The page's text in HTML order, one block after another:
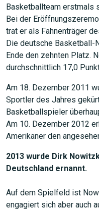
Basketballteam erstmals
Bei der
trat er als Fahnenträger
Die deutsche Basketball-
Ende den zehnten Platz.
durchschnittlich 17,0
Am 18. Dezember 2011
Sportler des Jahres
Basketballspieler
Am 10. Dezember 2012
Amerikaner den
2013 wurde Dirk
Deutschland ernannt.
Auf dem Spielfeld ist
engagiert sich aber auch